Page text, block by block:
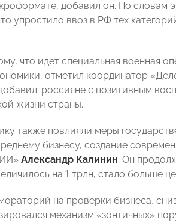
добавил он. По словам
упростило ввоз в РФ тех
что идет специальная военная
отметил координатор
россияне с позитивным
жизни страны.
также повлияли меры
бизнесу, создание
Александр Калинин. Он
на 1 трлн, стало больше
на проверки бизнеса,
механизм «зонтичных»